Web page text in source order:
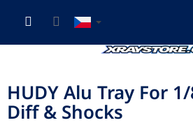
HUDY Alu Tray For
Diff & Shocks